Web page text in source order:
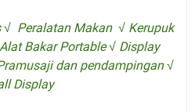
√ Peralatan Makan √ Kerupuk
Bakar Portable √ Display
dan pendampingan √
Display